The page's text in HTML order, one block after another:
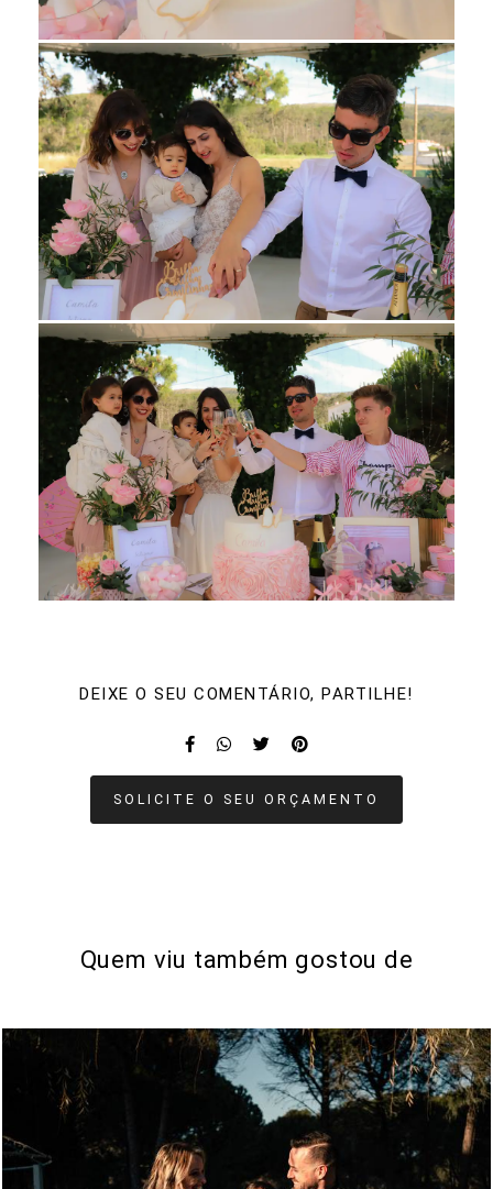
DEIXE O SEU COMENTÁRIO, PARTILHE!
SOLICITE O SEU ORÇAMENTO
Quem viu também gostou de